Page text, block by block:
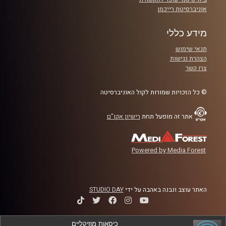
לשיחה עם ד"ר גלית דשא על מגדר בעידן ה-me too-
כאן
קרדיט תמונות:
AudioVersity
אוניברסיטת רייכמן
מידע כללי
תנאי שימוש
הצהרת נגישות
צרו קשר
© כל הזכויות שמורות לקול האוניברסיטה
אתר זה מופעל תחת רישיון אקו"ם
Powered by Media Forest
האתר עוצב ונבנה באהבה על ידיSTUDIO DAY
כיסאות מוזיקליים